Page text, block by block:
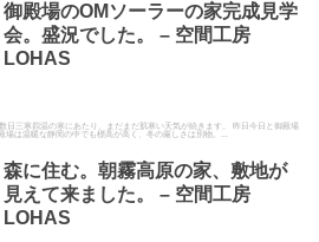
御殿場のOMソーラーの家完成見学
会。盛況でした。 – 空間工房
LOHAS
日三寒四温の寒にあたり、まだまだ肌寒い天気が続きます。 昨日今日と御殿場
場は温暖な静岡の中でも標高が高く、冬の厳しさは別物。...
森に住む。朝霧高原の家、敷地が
見えて来ました。 – 空間工房
LOHAS